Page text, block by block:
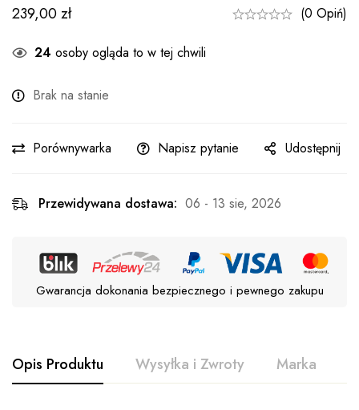
239,00zł (0 Opiń)
24 osoby ogląda to w tej chwili
Brak na stanie
Porównywarka Napisz pytanie Udostępnij
Przewidywana dostawa: 06 - 13 sie, 2026
Gwarancja dokonania bezpiecznego i pewnego zakupu
Opis Produktu Wysyłka i Zwroty Marka